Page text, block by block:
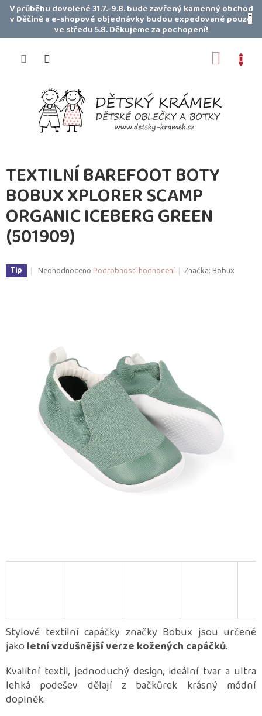
PřejítV průběhu dovolené 31.7.-9.8. bude zavřený kamenný obchod
v Děčíně a e-shopové objednávky budou expedované pouze
ve středu 5.8. Děkujeme za pochopení!
TEXTILNÍ BAREFOOT BOTY
BOBUX XPLORER SCAMP
ORGANIC ICEBERG GREEN
(501909)
Tip
Průměrné
hvězdiček.
NeohodnocenoPodrobnosti hodnocení Značka: Bobux
Stylové textilní capáčky značky Bobux jsou určené
jako letní vzdušnější verze kožených capáčků.
Kvalitní textil, jednoduchý design, ideální tvar a ultra
lehká podešev dělají z bačkůrek krásný módní
doplněk.